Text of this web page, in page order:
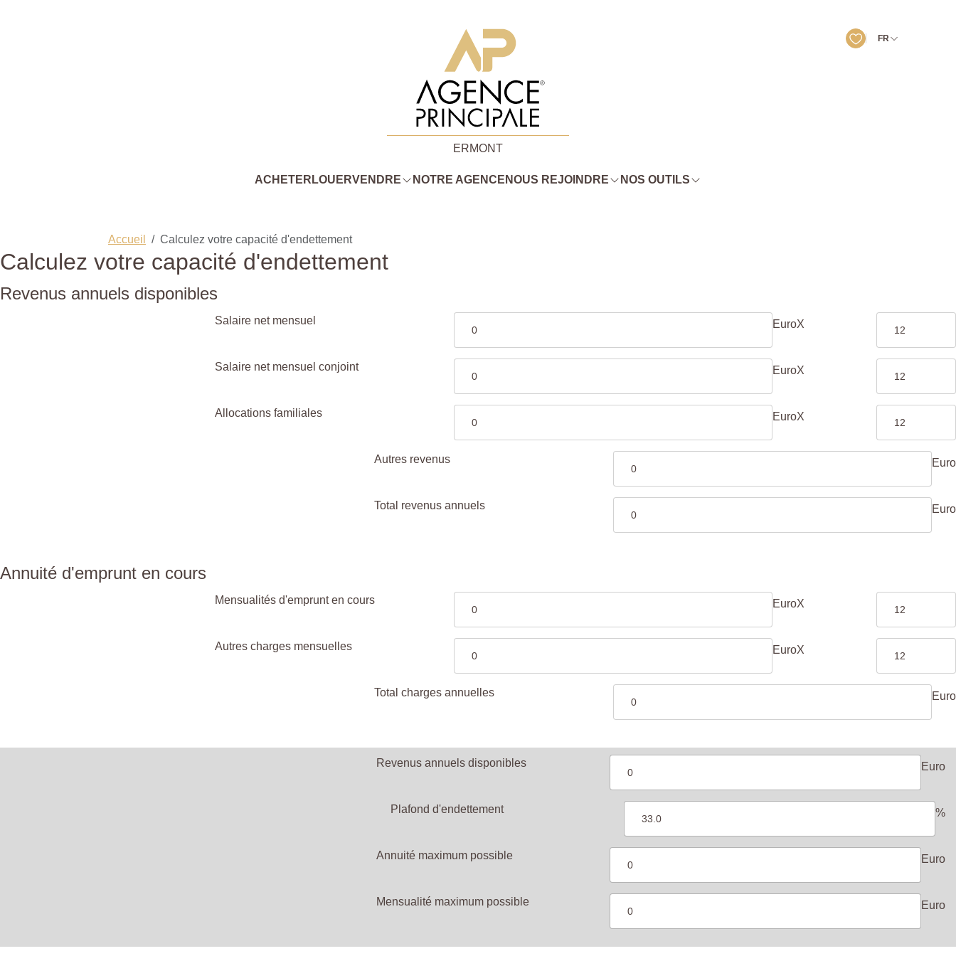
FR
ERMONT
ACHETER LOUERVENDRE NOTRE AGENCE NOUS REJOINDRE NOS OUTILS
Accueil Calculez votre capacité d'endettement
Calculez votre capacité d'endettement
Revenus annuels disponibles
Salaire net mensuel EuroX
Salaire net mensuel conjoint EuroX
Allocations familiales EuroX
Autres revenus Euro
Total revenus annuels Euro
Annuité d'emprunt en cours
Mensualités d'emprunt en cours EuroX
Autres charges mensuelles EuroX
Total charges annuelles Euro
Revenus annuels disponibles Euro
Plafond d'endettement %
Annuité maximum possible Euro
Mensualité maximum possible Euro